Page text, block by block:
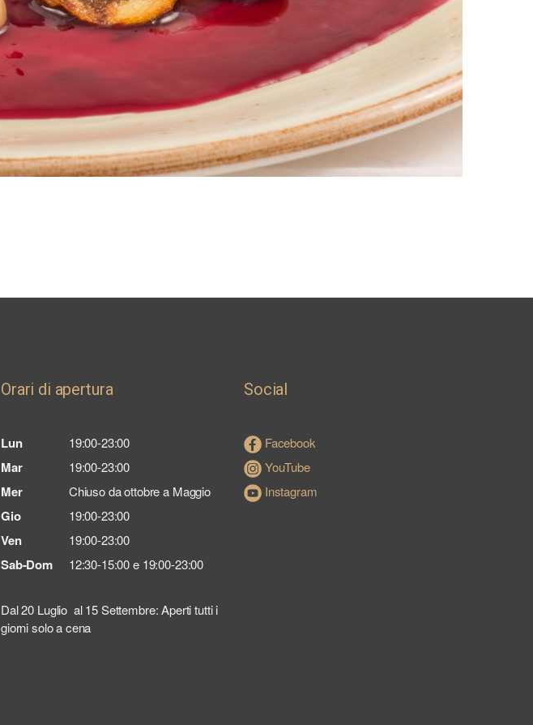
Orari di apertura
Lun 19:00-23:00
Mar 19:00-23:00
Mer Chiuso da ottobre a Maggio
Gio 19:00-23:00
Ven 19:00-23:00
Sab-Dom 12:30-15:00 e 19:00-23:00
Dal 20 Luglio al 15 Settembre: Aperti tutti i
giorni solo a cena
Social
Facebook
YouTube
Instagram